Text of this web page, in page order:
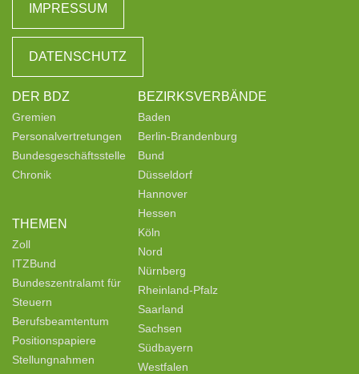
IMPRESSUM
DATENSCHUTZ
DER BDZ
Gremien
Personalvertretungen
Bundesgeschäftsstelle
Chronik
THEMEN
Zoll
ITZBund
Bundeszentralamt für
Steuern
Berufsbeamtentum
Positionspapiere
Stellungnahmen
BEZIRKSVERBÄNDE
Baden
Berlin-Brandenburg
Bund
Düsseldorf
Hannover
Hessen
Köln
Nord
Nürnberg
Rheinland-Pfalz
Saarland
Sachsen
Südbayern
Westfalen